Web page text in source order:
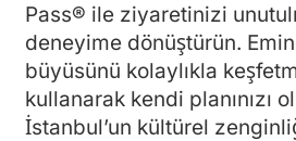
Pass® ile ziyaretinizi
deneyime dönüştürün.
büyüsünü kolaylıkla
kullanarak kendi planınızı
İstanbul’un kültürel